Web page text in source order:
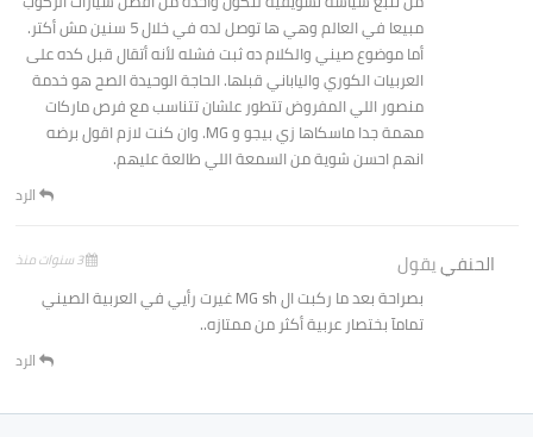
مبيعا في العالم وهي ها توصل لده في خلال 5 سنين مش أكتر.
أما موضوع صيني والكلام ده ثبت فشله لأنه أتقال قبل كده على
العربيات الكوري والياباني قبلها. الحاجة الوحيدة الصح هو خدمة
منصور اللي المفروض تتطور علشان تتناسب مع فرص ماركات
مهمة جدا ماسكاها زي بيجو و MG. وان كنت لازم اقول برضه
انهم احسن شوية من السمعة اللي طالعة عليهم.
الرد
الحنفييقول 3 سنوات منذ
بصراحة بعد ما ركبت ال MG sh غيرت رأيي في العربية الصيني
تمامآ بختصار عربية أكثر من ممتازه..
الرد